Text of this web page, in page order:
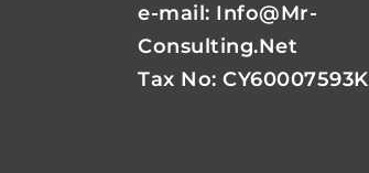
e-mail: Info@mr-
Consulting.net
Tax No: CY60007593K